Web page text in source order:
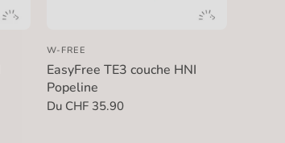
W-FREE
EasyFree TE3 couche HNI
Popeline
Du CHF 35.90